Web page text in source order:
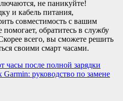
не паникуйте!
и кабель питания,
совместимость с вашим
обратитесь в службу
всего, вы сможете решить
своими смарт часами.
часы после полной зарядки
Garmin: руководство по замене